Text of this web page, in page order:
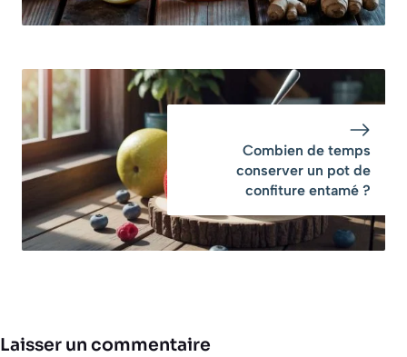
Combien de temps
conserver un pot de
confiture entamé ?
Laisser un commentaire